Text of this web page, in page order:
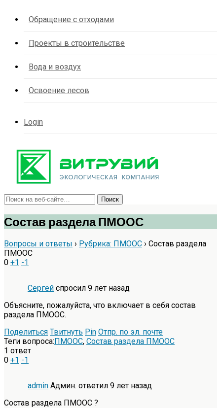
Обращение с отходами
Проекты в строительстве
Вода и воздух
Освоение лесов
Login
Состав раздела ПМООС
Вопросы и ответы › Рубрика: ПМООС › Состав раздела
ПМООС
0 +1 -1
Сергей спросил 9 лет назад
Объясните, пожалуйста, что включает в себя состав
раздела ПМООС.
Поделиться Твитнуть Pin Отпр. по эл. почте
Теги вопроса:ПМООС, Состав раздела ПМООС
1 ответ
0 +1 -1
admin Админ. ответил 9 лет назад
Состав раздела ПМООС ?